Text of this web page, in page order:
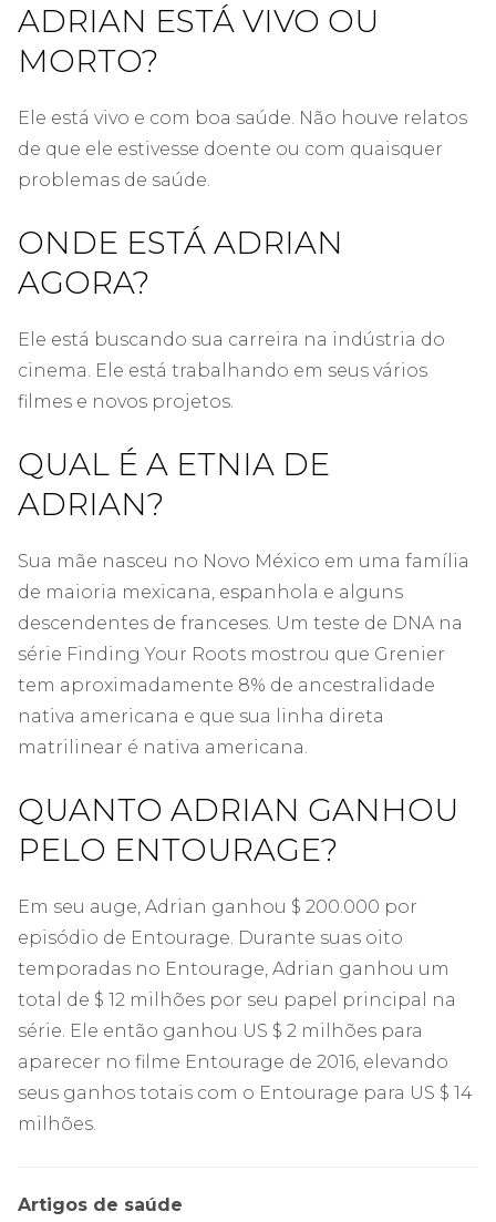
ADRIAN ESTÁ VIVO OU
MORTO?
Ele está vivo e com boa saúde. Não houve relatos
de que ele estivesse doente ou com quaisquer
problemas de saúde.
ONDE ESTÁ ADRIAN
AGORA?
Ele está buscando sua carreira na indústria do
cinema. Ele está trabalhando em seus vários
filmes e novos projetos.
QUAL É A ETNIA DE
ADRIAN?
Sua mãe nasceu no Novo México em uma família
de maioria mexicana, espanhola e alguns
descendentes de franceses. Um teste de DNA na
série Finding Your Roots mostrou que Grenier
tem aproximadamente 8% de ancestralidade
nativa americana e que sua linha direta
matrilinear é nativa americana.
QUANTO ADRIAN GANHOU
PELO ENTOURAGE?
Em seu auge, Adrian ganhou $ 200.000 por
episódio de Entourage. Durante suas oito
temporadas no Entourage, Adrian ganhou um
total de $ 12 milhões por seu papel principal na
série. Ele então ganhou US $ 2 milhões para
aparecer no filme Entourage de 2016, elevando
seus ganhos totais com o Entourage para US $ 14
milhões.
Artigos de saúde